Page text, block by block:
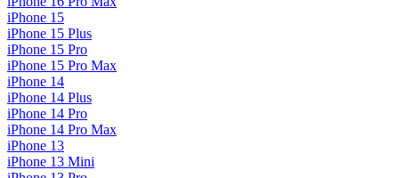
iPhone 15
iPhone 15 Plus
iPhone 15 Pro
iPhone 15 Pro Max
iPhone 14
iPhone 14 Plus
iPhone 14 Pro
iPhone 14 Pro Max
iPhone 13
iPhone 13 Mini